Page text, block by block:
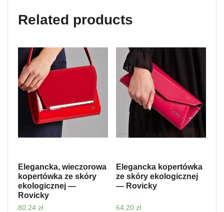
Related products
Elegancka, wieczorowa
kopertówka ze skóry
ekologicznej —
Rovicky
80,24 zł
Elegancka kopertówka
ze skóry ekologicznej
— Rovicky
64,20 zł